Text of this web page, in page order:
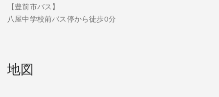
【豊前市バス】
八屋中学校前バス停から徒歩0分
地図